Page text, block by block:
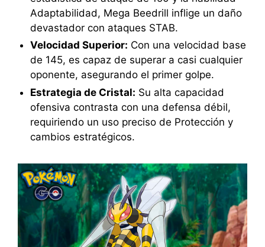
Adaptabilidad, Mega Beedrill inflige un daño
devastador con ataques STAB.
Velocidad Superior: Con una velocidad base
de 145, es capaz de superar a casi cualquier
oponente, asegurando el primer golpe.
Estrategia de Cristal: Su alta capacidad
ofensiva contrasta con una defensa débil,
requiriendo un uso preciso de Protección y
cambios estratégicos.